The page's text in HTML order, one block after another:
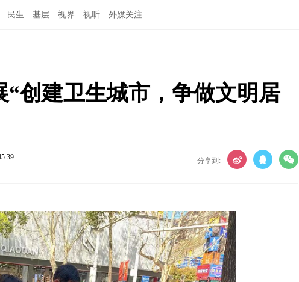
民生 基层 视界 视听 外媒关注
创建卫生城市，争做文明居
分享到: